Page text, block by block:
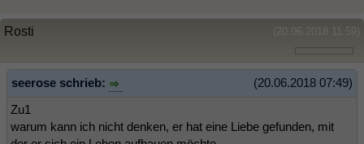
(20.06.2018 11:59)
Rosti
(20.06.2018 07:49)
seerose schrieb:
Zu1
warum kann ich nicht denken, er hat eine Liebe gefunden, mit